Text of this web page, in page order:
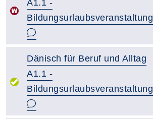
A1.1 -
Bildungsurlaubsveranstaltung
Dänisch für Beruf und Alltag
A1.1 -
Bildungsurlaubsveranstaltung